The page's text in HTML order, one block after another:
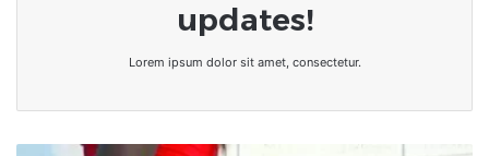
updates!
Lorem ipsum dolor sit amet, consectetur.